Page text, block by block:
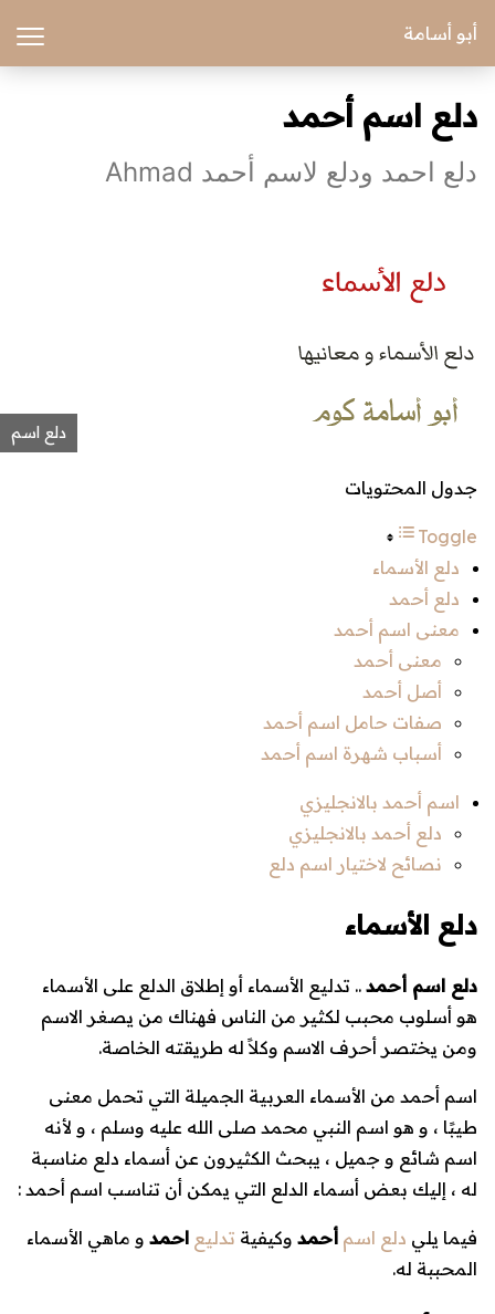
أبو أسامة
دلع اسم أحمد
دلع احمد ودلع لاسم أحمد Ahmad
دلع اسم
جدول المحتويات
Toggle
دلع الأسماء
دلع أحمد
معنى اسم أحمد
معنى أحمد
أصل أحمد
صفات حامل اسم أحمد
أسباب شهرة اسم أحمد
اسم أحمد بالانجليزي
دلع أحمد بالانجليزي
نصائح لاختيار اسم دلع
دلع الأسماء
دلع اسم أحمد .. تدليع الأسماء أو إطلاق الدلع على الأسماء
هو أسلوب محبب لكثير من الناس فهناك من يصغر الاسم
ومن يختصر أحرف الاسم وكلاً له طريقته الخاصة.
اسم أحمد من الأسماء العربية الجميلة التي تحمل معنى
طيبًا ، و هو اسم النبي محمد صلى الله عليه وسلم ، و لأنه
اسم شائع و جميل ، يبحث الكثيرون عن أسماء دلع مناسبة
له ، إليك بعض أسماء الدلع التي يمكن أن تناسب اسم أحمد :
فيما يلي دلع اسم أحمد وكيفية تدليع احمد و ماهي الأسماء
المحببة له.